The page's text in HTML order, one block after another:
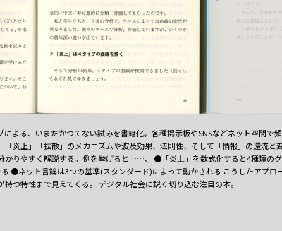
よる、いまだかつてない試みを書籍化。各種掲示板やSNSなどネット空間で頻
炎上」「拡散」のメカニズムや波及効果、法則性、そして「情報」の還流と
かりやすく解説する。例を挙げると……、 ●「炎上」を数式化すると4種類の
●ネット言論は3つの基準(スタンダード)によって動かされる こうしたアプロ
つ特性まで見えてくる。 デジタル社会に鋭く切り込む注目の本。